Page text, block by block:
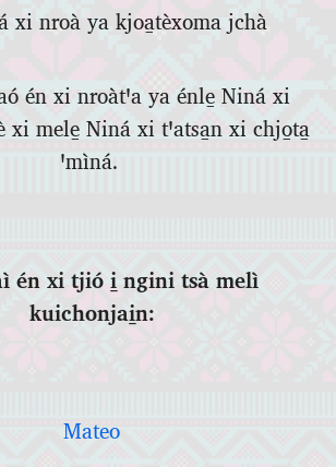
xi nroà ya kjoa̱tèxoma jchà
én xi nroàtꞌa ya énle̱ Niná xi
xi mele̱ Niná xi tꞌatsa̱n xi chjo̱ta̱
ꞌmìná.
én xi tjió i̱ ngini tsà melì
kuichonjai̱n:
Mateo